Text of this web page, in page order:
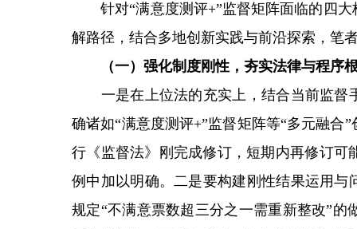
针对“满意度测评+”监督矩阵面临的四大
解路径，结合多地创新实践与前沿探索，笔
（一）强化制度刚性，夯实法律与程序
一是在上位法的充实上，结合当前监督
确诸如“满意度测评+”监督矩阵等“多元融合
行《监督法》刚完成修订，短期内再修订
例中加以明确。二是要构建刚性结果运用与
规定“不满意票数超三分之一需重新整改”